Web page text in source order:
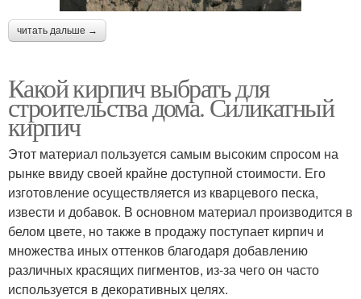
читать дальше →
Какой кирпич выбрать для
строительства дома. Силикатный
кирпич
Этот материал пользуется самым высоким спросом на
рынке ввиду своей крайне доступной стоимости. Его
изготовление осуществляется из кварцевого песка,
извести и добавок. В основном материал производится в
белом цвете, но также в продажу поступает кирпич и
множества иных оттенков благодаря добавлению
различных красящих пигментов, из-за чего он часто
используется в декоративных целях.